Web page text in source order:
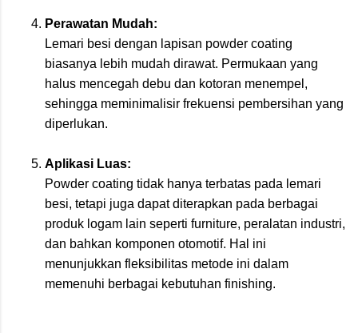
Perawatan Mudah:
Lemari besi dengan lapisan powder coating
biasanya lebih mudah dirawat. Permukaan yang
halus mencegah debu dan kotoran menempel,
sehingga meminimalisir frekuensi pembersihan yang
diperlukan.
Aplikasi Luas:
Powder coating tidak hanya terbatas pada lemari
besi, tetapi juga dapat diterapkan pada berbagai
produk logam lain seperti furniture, peralatan industri,
dan bahkan komponen otomotif. Hal ini
menunjukkan fleksibilitas metode ini dalam
memenuhi berbagai kebutuhan finishing.